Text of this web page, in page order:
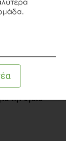
την υγεία